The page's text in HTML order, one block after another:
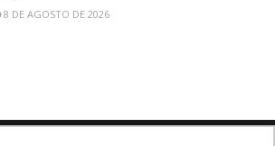
8 DE AGOSTO DE 2026